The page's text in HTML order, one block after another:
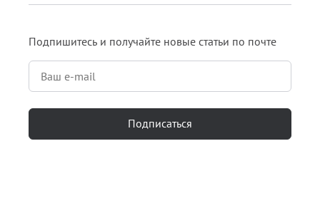
Подпишитесь и получайте новые статьи по почте
Подписаться